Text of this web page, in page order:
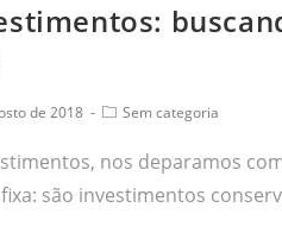
de 2018 Sem categoria
nos deparamos
são investimentos